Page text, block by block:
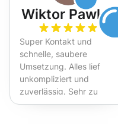
Wiktor Pawlak
Super Kontakt und
schnelle, saubere
Umsetzung. Alles lief
unkompliziert und
zuverlässig. Sehr zu
empfehlen!